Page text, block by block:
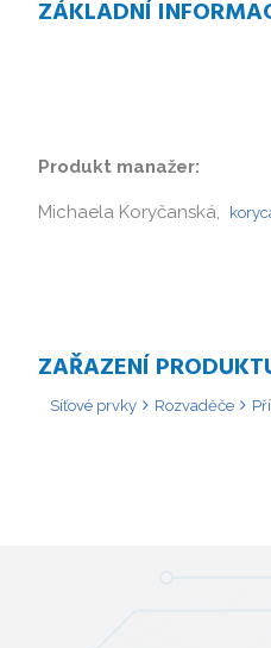
ZÁKLADNÍ
Produkt manažer:
Michaela Koryčanská,
ZAŘAZENÍ
Síťové prvky Rozvaděče